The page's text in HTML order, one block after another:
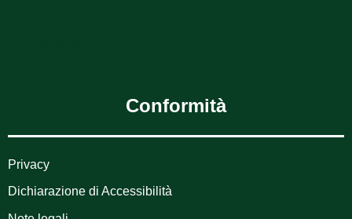
Conformità
Privacy
Dichiarazione di Accessibilità